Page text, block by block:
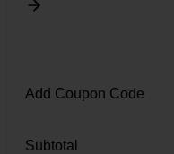
Add Coupon Code
Subtotal